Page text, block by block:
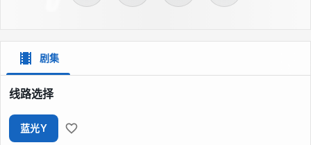
剧集
线路选择
蓝光Y